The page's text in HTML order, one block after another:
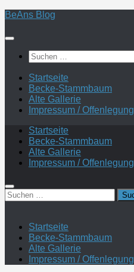
Zum
springen
BeAns Blog
Suchen
nach:
Startseite
Becke-Stammbaum
Alte Gallerie
Impressum / Offenlegung
Startseite
Becke-Stammbaum
Alte Gallerie
Impressum / Offenlegung
Suchen
nach:
Startseite
Becke-Stammbaum
Alte Gallerie
Impressum / Offenlegung